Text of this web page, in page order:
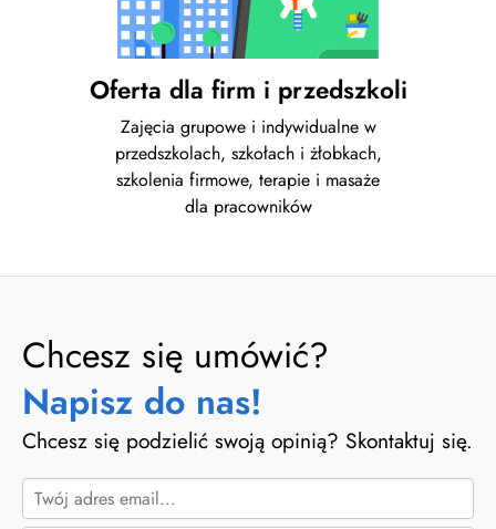
Oferta dla firm i przedszkoli
Zajęcia grupowe i indywidualne w
przedszkolach, szkołach i żłobkach,
szkolenia firmowe, terapie i masaże
dla pracowników
Chcesz się umówić?
Napisz do nas!
Chcesz się podzielić swoją opinią? Skontaktuj się.